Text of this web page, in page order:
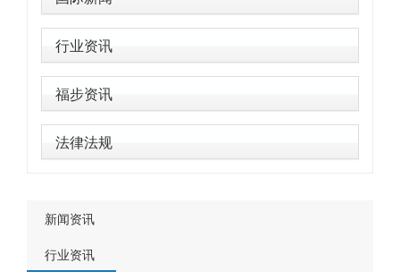
行业资讯
福步资讯
法律法规
新闻资讯
行业资讯